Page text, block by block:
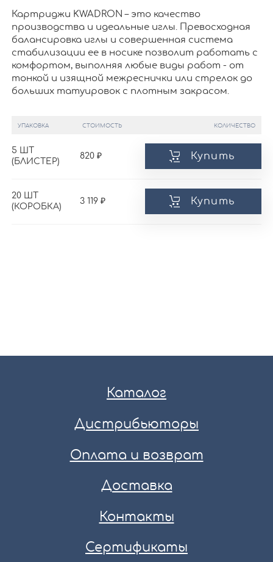
Картриджи KWADRON – это качество
производства и идеальные иглы. Превосходная
балансировка иглы и совершенная система
стабилизации ее в носике позволит работать с
комфортом, выполняя любые виды работ - от
тонкой и изящной межреснички или стрелок до
больших татуировок с плотным закрасом.
УПАКОВКА СТОИМОСТЬ КОЛИЧЕСТВО
5 ШТ
(БЛИСТЕР)
820 Купить
20 ШТ
(КОРОБКА)
3 119 Купить
Каталог
Дистрибьюторы
Оплата и возврат
Доставка
Контакты
Сертификаты